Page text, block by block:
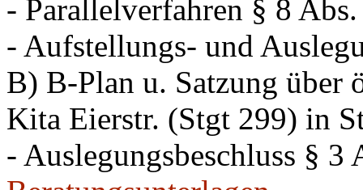
- Parallelverfahren § 8
- Aufstellungs- und
B) B-Plan u. Satzung über
Kita Eierstr. (Stgt 299) in
- Auslegungsbeschluss § 3